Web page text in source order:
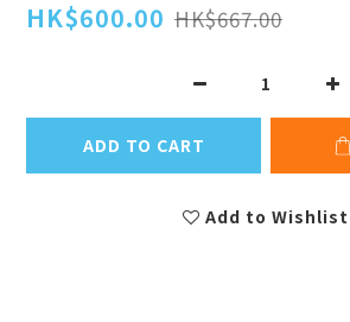
HK$600.00 HK$667.00
ADD TO CART
Add to Wishlist